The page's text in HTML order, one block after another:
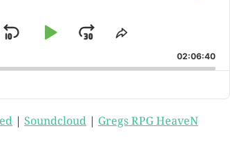
SKIP
PLAY
PAUSE
JUMP
FORWARD
SHARE
EPISODE
02:06:40
Soundcloud Gregs RPG HeaveN